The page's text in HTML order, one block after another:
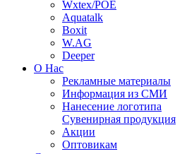
Wxtex/POE
Aquatalk
Boxit
W.AG
Deeper
О Нас
Рекламные материалы
Информация из СМИ
Нанесение логотипа
Сувенирная продукция
Акции
Оптовикам